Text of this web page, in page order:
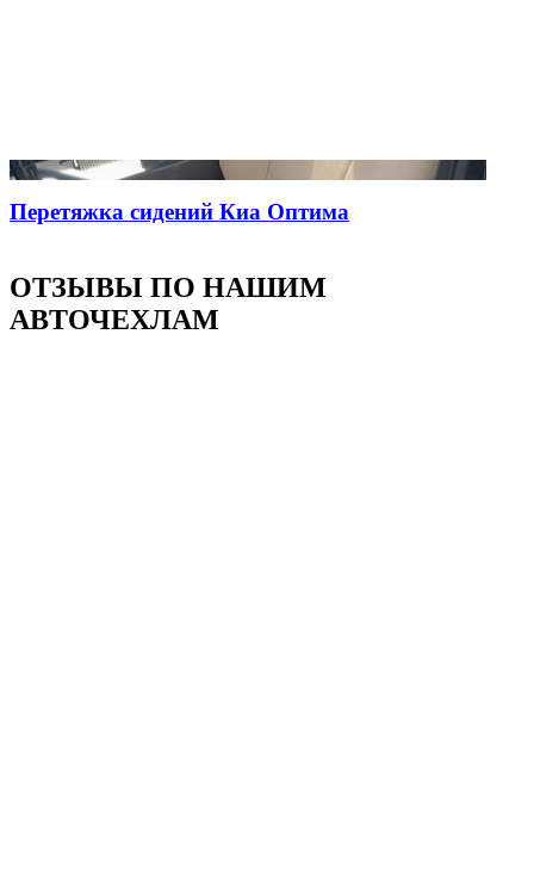
Перетяжка сидений Киа Оптима
ОТЗЫВЫ ПО НАШИМ
АВТОЧЕХЛАМ